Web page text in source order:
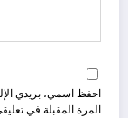
احفظ اسمي، بريدي
المرة المقبلة في